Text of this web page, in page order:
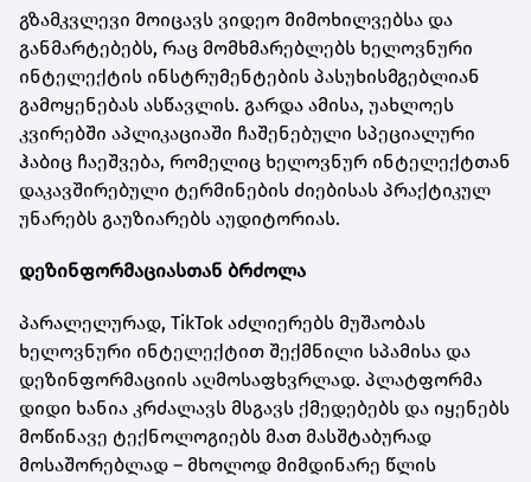
გზამკვლევი მოიცავს ვიდეო მიმოხილვებსა და
განმარტებებს, რაც მომხმარებლებს ხელოვნური
ინტელექტის ინსტრუმენტების პასუხისმგებლიან
გამოყენებას ასწავლის. გარდა ამისა, უახლოეს
კვირებში აპლიკაციაში ჩაშენებული სპეციალური
ჰაბიც ჩაეშვება, რომელიც ხელოვნურ ინტელექტთან
დაკავშირებული ტერმინების ძიებისას პრაქტიკულ
უნარებს გაუზიარებს აუდიტორიას.
დეზინფორმაციასთან ბრძოლა
პარალელურად, TikTok აძლიერებს მუშაობას
ხელოვნური ინტელექტით შექმნილი სპამისა და
დეზინფორმაციის აღმოსაფხვრლად. პლატფორმა
დიდი ხანია კრძალავს მსგავს ქმედებებს და იყენებს
მოწინავე ტექნოლოგიებს მათ მასშტაბურად
მოსაშორებლად – მხოლოდ მიმდინარე წლის